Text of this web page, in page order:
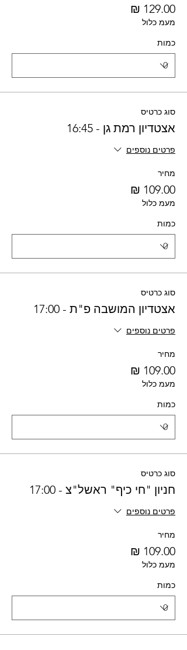
מעמ כלול
כמות
סוג כרטיס
אצטדיון רמת גן - 16:45
פרטים נוספים
מחיר
מעמ כלול
כמות
סוג כרטיס
אצטדיון המושבה פ"ת - 17:00
פרטים נוספים
מחיר
מעמ כלול
כמות
סוג כרטיס
חניון "חי כיף" ראשל"צ - 17:00
פרטים נוספים
מחיר
מעמ כלול
כמות